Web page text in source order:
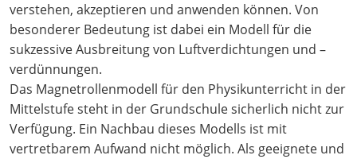
verstehen, akzeptieren und anwenden können. Von
besonderer Bedeutung ist dabei ein Modell für die
sukzessive Ausbreitung von Luftverdichtungen und –
verdünnungen.
Das Magnetrollenmodell für den Physikunterricht in der
Mittelstufe steht in der Grundschule sicherlich nicht zur
Verfügung. Ein Nachbau dieses Modells ist mit
vertretbarem Aufwand nicht möglich. Als geeignete und